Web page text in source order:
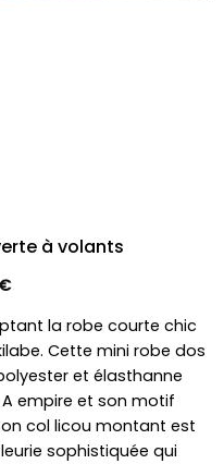
à volants
€
la robe courte chic
Cette mini robe dos
et élasthanne
empire et son motif
col licou montant est
sophistiquée qui